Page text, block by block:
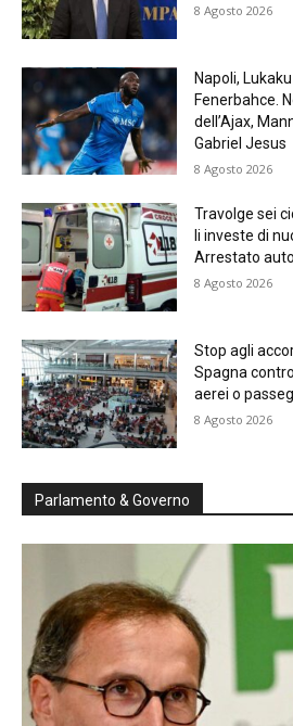
8 Agosto 2026
Napoli,
Fenerbahce.
dell’Ajax,
Gabriel Jesus
8 Agosto 2026
Travolge sei
li investe di
Arrestato
8 Agosto 2026
Stop agli
Spagna
aerei o
8 Agosto 2026
Parlamento & Governo